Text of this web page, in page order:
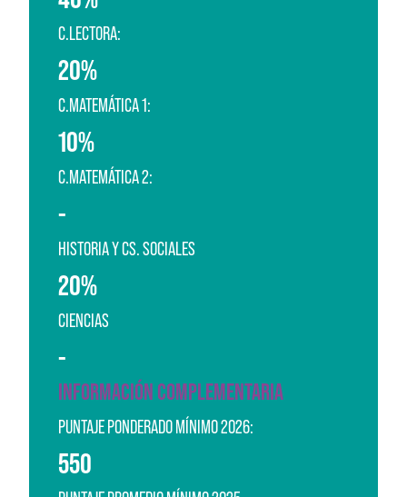
C.LECTORA:
20%
C.MATEMÁTICA 1:
10%
C.MATEMÁTICA 2:
-
HISTORIA Y CS. SOCIALES
20%
CIENCIAS
-
INFORMACIÓN COMPLEMENTARIA
PUNTAJE PONDERADO MÍNIMO 2026:
550